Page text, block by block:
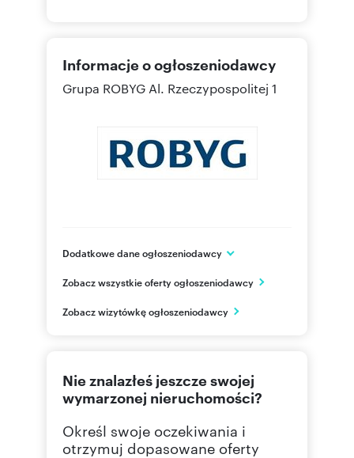
Informacje o ogłoszeniodawcy
Grupa ROBYG Al. Rzeczypospolitej 1
Dodatkowe dane ogłoszeniodawcy
Al. Rzeczypospolitej 1
mazowieckie
(22) 4 Pokaż fax
Zobacz wszystkie oferty ogłoszeniodawcy
Zobacz wizytówkę ogłoszeniodawcy
Nie znalazłeś jeszcze swojej
wymarzonej nieruchomości?
Określ swoje oczekiwania i
otrzymuj dopasowane oferty